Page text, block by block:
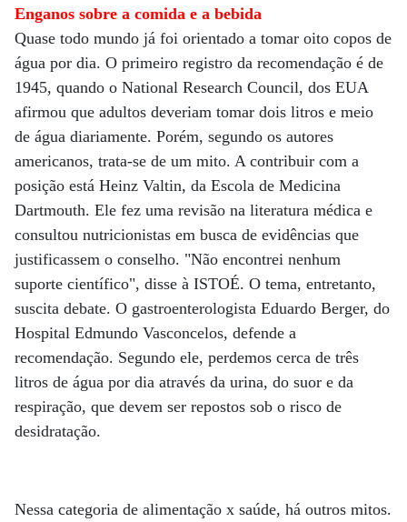
Enganos sobre a comida e a bebida
Quase todo mundo já foi orientado a tomar oito copos de
água por dia. O primeiro registro da recomendação é de
1945, quando o National Research Council, dos EUA
afirmou que adultos deveriam tomar dois litros e meio
de água diariamente. Porém, segundo os autores
americanos, trata-se de um mito. A contribuir com a
posição está Heinz Valtin, da Escola de Medicina
Dartmouth. Ele fez uma revisão na literatura médica e
consultou nutricionistas em busca de evidências que
justificassem o conselho. "Não encontrei nenhum
suporte científico", disse à ISTOÉ. O tema, entretanto,
suscita debate. O gastroenterologista Eduardo Berger, do
Hospital Edmundo Vasconcelos, defende a
recomendação. Segundo ele, perdemos cerca de três
litros de água por dia através da urina, do suor e da
respiração, que devem ser repostos sob o risco de
desidratação.
Nessa categoria de alimentação x saúde, há outros mitos.